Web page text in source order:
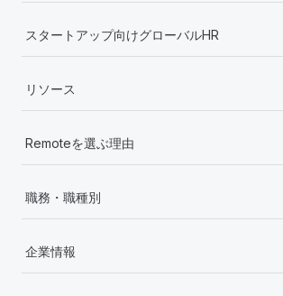
スタートアップ向けグローバルHR
リソース
Remoteを選ぶ理由
職務・職種別
企業情報